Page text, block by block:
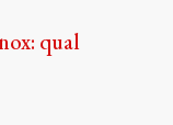
qual